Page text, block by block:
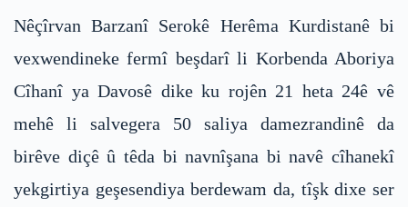
Nêçîrvan Barzanî Serokê Herêma Kurdistanê bi
vexwendineke fermî beşdarî li Korbenda Aboriya
Cîhanî ya Davosê dike ku rojên 21 heta 24ê vê
mehê li salvegera 50 saliya damezrandinê da
birêve diçê û têda bi navnîşana bi navê cîhanekî
yekgirtiya geşesendiya berdewam da, tîşk dixe ser